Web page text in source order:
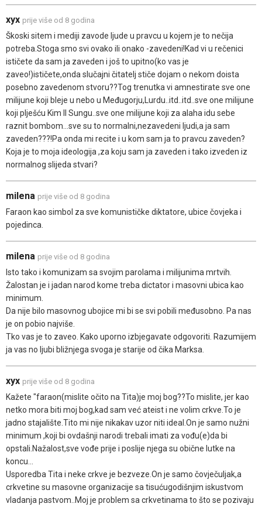
xyx prije više od 8 godina
Škoski sitem i mediji zavode ljude u pravcu u kojem je to nečija
potreba.Stoga smo svi ovako ili onako -zavedeni!Kad vi u rečenici
ističete da sam ja zaveden i još to upitno(ko vas je
zaveo!)ističete,onda slučajni čitatelj stiče dojam o nekom doista
posebno zavedenom stvoru??Tog trenutka vi amnestirate sve one
milijune koji bleje u nebo u Međugorju,Lurdu..itd..itd..sve one milijune
koji plješću Kim Il Sungu..sve one milijune koji za alaha idu sebe
raznit bombom...sve su to normalni,nezavedeni ljudi,a ja sam
zaveden???!Pa onda mi recite i u kom sam ja to pravcu zaveden?
Koja je to moja ideologija ,za koju sam ja zaveden i tako izveden iz
normalnog slijeda stvari?
milena prije više od 8 godina
Faraon kao simbol za sve komunističke diktatore, ubice čovjeka i
pojedinca.
milena prije više od 8 godina
Isto tako i komunizam sa svojim parolama i milijunima mrtvih.
Žalostan je i jadan narod kome treba dictator i masovni ubica kao
minimum.
Da nije bilo masovnog ubojice mi bi se svi pobili međusobno. Pa nas
je on pobio najviše.
Tko vas je to zaveo. Kako uporno izbjegavate odgovoriti. Razumijem
ja vas no ljubi bližnjega svoga je starije od čika Marksa.
xyx prije više od 8 godina
Kažete "faraon(mislite očito na Tita)je moj bog??To mislite, jer kao
netko mora biti moj bog,kad sam već ateist i ne volim crkve.To je
jadno stajalište.Tito mi nije nikakav uzor niti ideal.On je samo nužni
minimum ,koji bi ovdašnji narodi trebali imati za vođu(e)da bi
opstali.Nažalost,sve vođe prije i poslije njega su obične lutke na
koncu...
Usporedba Tita i neke crkve je bezveze.On je samo čovječuljak,a
crkvetine su masovne organizacije sa tisućugodišnjim iskustvom
vladanja pastvom..Moj je problem sa crkvetinama to što se pozivaju